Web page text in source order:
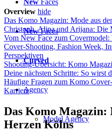
NewFaces
Curved
Agency
Model Agency
Overview hide
Das Komo Magazin: Mode aus
Christoph, Alina und Arijana: Die
Vom New Face zum
Cover-Shooting, Fashion Week,
Perspektiven
Shooting-Übersicht: Komo
Deine nächsten Schritte: So wirst
Häufige Fragen zum Komo
Karriere
Das Komo Magazin:
Herzen Kölns